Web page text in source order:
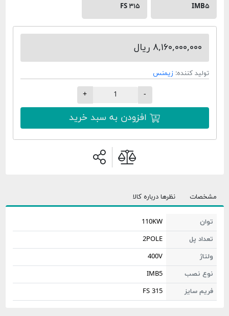
ریال
زیمنس
افزودن به سبد خرید
نظرها درباره کالا
110KW
2POLE
400V
IMB5
FS 315